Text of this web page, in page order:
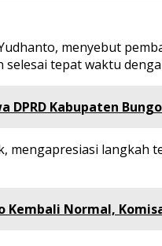
menyebut
tepat waktu
DPRD Kabupaten
mengapresiasi
Kembali Normal,